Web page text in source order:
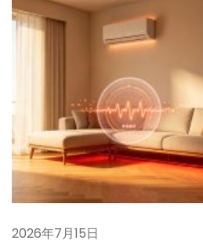
今
天
调
A
B
C
调
2026年7月15日